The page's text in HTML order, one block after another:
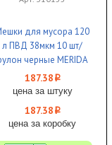
для мусора 120
л ПВД 38мкм 10 шт/
черные MERIDA
ПРЕМИУМ 1/20
187.38 i
цена за штуку
187.38 i
цена за коробку